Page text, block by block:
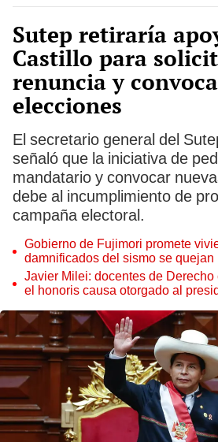
Sutep retiraría
Castillo para
renuncia y
elecciones
El secretario general del
señaló que la iniciativa de
mandatario y convocar
debe al incumplimiento de
campaña electoral.
Gobierno de Fujimori promete
damnificados del sismo se quejan
Javier Milei: docentes de
el honoris causa otorgado al